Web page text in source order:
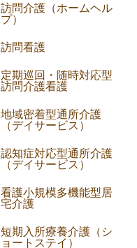
訪問介護（ホームヘル
プ）
訪問看護
定期巡回・随時対応型
訪問介護看護
地域密着型通所介護
（デイサービス）
認知症対応型通所介護
（デイサービス）
看護小規模多機能型居
宅介護
短期入所療養介護（シ
ョートステイ）